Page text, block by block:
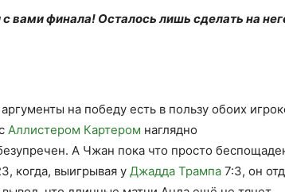
вами финала! Осталось лишь сделать на
на победу есть в пользу обоих
Аллистером Картером наглядно
А Чжан пока что просто
когда, выигрывая у Джадда Трампа 7:3, он